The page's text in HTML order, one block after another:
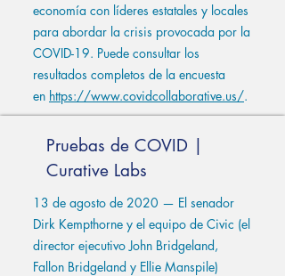
economía con líderes estatales y locales
para abordar la crisis provocada por la
COVID-19. Puede consultar los
resultados completos de la encuesta
en https://www.covidcollaborative.us/.
Pruebas de COVID |
Curative Labs
13 de agosto de 2020 — El senador
Dirk Kempthorne y el equipo de Civic (el
director ejecutivo John Bridgeland,
Fallon Bridgeland y Ellie Manspile)